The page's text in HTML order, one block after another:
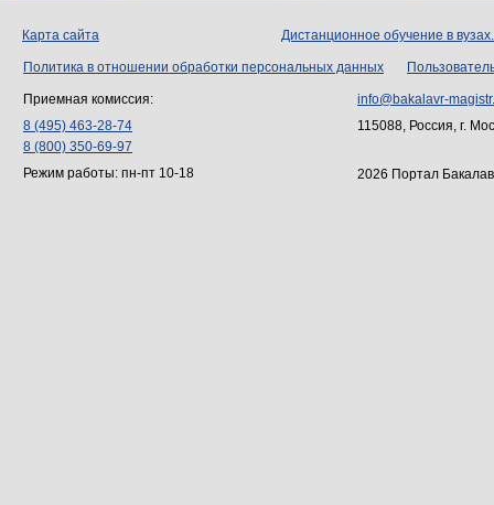
Карта сайта Дистанционное обучение в
Политика в отношении обработки персональных данных
Приемная комиссия:
8 (495) 463-28-74
8 (800) 350-69-97
Режим работы: пн-пт 10-18
info@bakalavr-
115088, Россия, г.
2026 Портал